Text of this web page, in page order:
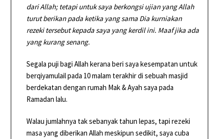
dari Allah; tetapi untuk saya berkongsi ujian yang Allah
turut berikan pada ketika yang sama Dia kurniakan
rezeki tersebut kepada saya yang kerdil ini. Maaf jika ada
yang kurang senang.
Segala puji bagi Allah kerana beri saya kesempatan untuk
berqiyamulail pada 10 malam terakhir di sebuah masjid
berdekatan dengan rumah Mak & Ayah saya pada
Ramadan lalu.
Walau jumlahnya tak sebanyak tahun lepas, tapi rezeki
masa yang diberikan Allah meskipun sedikit, saya cuba